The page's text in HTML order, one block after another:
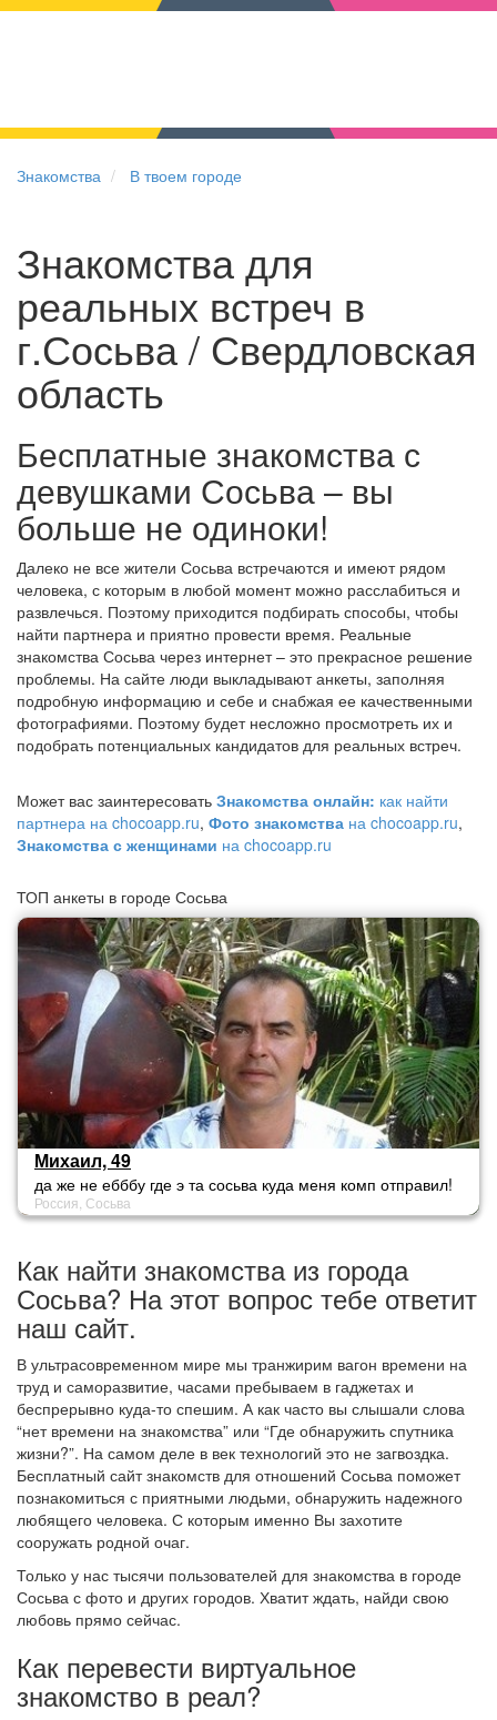
Знакомства В твоем городе
Знакомства для
реальных встреч в
г.Сосьва / Свердловская
область
Бесплатные знакомства с
девушками Сосьва – вы
больше не одиноки!
Далеко не все жители Сосьва встречаются и имеют рядом
человека, с которым в любой момент можно расслабиться и
развлечься. Поэтому приходится подбирать способы, чтобы
найти партнера и приятно провести время. Реальные
знакомства Сосьва через интернет – это прекрасное решение
проблемы. На сайте люди выкладывают анкеты, заполняя
подробную информацию и себе и снабжая ее качественными
фотографиями. Поэтому будет несложно просмотреть их и
подобрать потенциальных кандидатов для реальных встреч.
Может вас заинтересовать Знакомства онлайн: как найти
партнера на chocoapp.ru, Фото знакомства на chocoapp.ru,
Знакомства с женщинами на chocoapp.ru
ТОП анкеты в городе Сосьва
Михаил, 49
да же не ебббу где э та сосьва куда меня комп отправил!
Там дам что ли много ?
Россия, Сосьва
Как найти знакомства из города
Сосьва? На этот вопрос тебе ответит
наш сайт.
В ультрасовременном мире мы транжирим вагон времени на
труд и саморазвитие, часами пребываем в гаджетах и
беспрерывно куда-то спешим. А как часто вы слышали слова
“нет времени на знакомства” или “Где обнаружить спутника
жизни?”. На самом деле в век технологий это не загвоздка.
Бесплатный сайт знакомств для отношений Сосьва поможет
познакомиться с приятными людьми, обнаружить надежного
любящего человека. С которым именно Вы захотите
сооружать родной очаг.
Только у нас тысячи пользователей для знакомства в городе
Сосьва с фото и других городов. Хватит ждать, найди свою
любовь прямо сейчас.
Как перевести виртуальное
знакомство в реал?